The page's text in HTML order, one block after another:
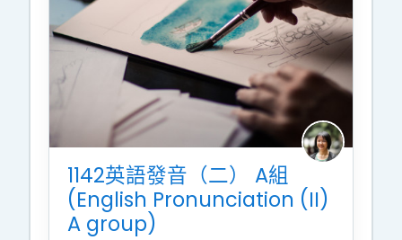
1142英語發音（二） A組
(English Pronunciation (II)
A group)